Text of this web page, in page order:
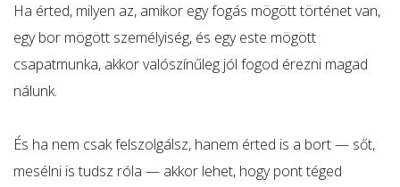
Ha érted, milyen az, amikor egy fogás mögött történet van,
egy bor mögött személyiség, és egy este mögött
csapatmunka, akkor valószínűleg jól fogod érezni magad
nálunk.
És ha nem csak felszolgálsz, hanem érted is a bort — sőt,
mesélni is tudsz róla — akkor lehet, hogy pont téged